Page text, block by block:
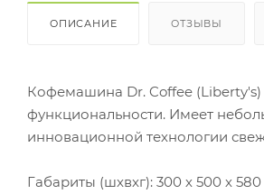
ОПИСАНИЕ ОТЗЫВЫ
Кофемашина Dr. Coffee (Liberty's)
функциональности. Имеет
инновационной технологии
Габариты (шxвxг): 300 х 500 х 580